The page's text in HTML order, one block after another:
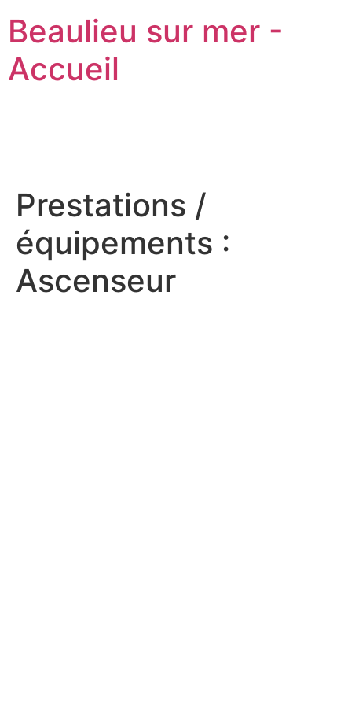
Beaulieu sur mer -
Accueil
Prestations /
équipements :
Ascenseur